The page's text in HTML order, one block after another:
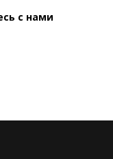
с нами